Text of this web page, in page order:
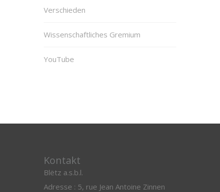
Verschieden
Wissenschaftliches Gremium
YouTube
Kontakt
Blëtz a.s.b.l.
Adresse : 5, rue Jean Antoine Zinnen